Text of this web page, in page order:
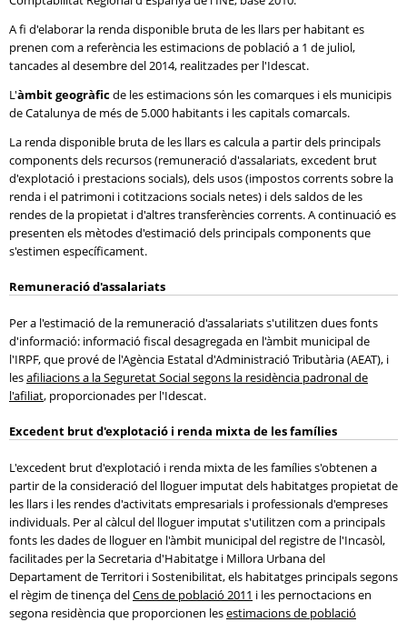
A fi d'elaborar la renda disponible bruta de les llars per habitant es
prenen com a referència les estimacions de població a 1 de juliol,
tancades al desembre del 2014, realitzades per l'Idescat.
L'àmbit geogràficde les estimacions són les comarques i els municipis
de Catalunya de més de 5.000 habitants i les capitals comarcals.
La renda disponible bruta de les llars es calcula a partir dels principals
components dels recursos (remuneració d'assalariats, excedent brut
d'explotació i prestacions socials), dels usos (impostos corrents sobre la
renda i el patrimoni i cotitzacions socials netes) i dels saldos de les
rendes de la propietat i d'altres transferències corrents. A continuació es
presenten els mètodes d'estimació dels principals components que
s'estimen específicament.
Remuneració d'assalariats
Per a l'estimació de la remuneració d'assalariats s'utilitzen dues fonts
d'informació: informació fiscal desagregada en l'àmbit municipal de
l'IRPF, que prové de l'Agència Estatal d'Administració Tributària (AEAT), i
lesafiliacions a la Seguretat Social segons la residència padronal de
l'afiliat, proporcionades per l'Idescat.
Excedent brut d'explotació i renda mixta de les famílies
L'excedent brut d'explotació i renda mixta de les famílies s'obtenen a
partir de la consideració del lloguer imputat dels habitatges propietat de
les llars i les rendes d'activitats empresarials i professionals d'empreses
individuals. Per al càlcul del lloguer imputat s'utilitzen com a principals
fonts les dades de lloguer en l'àmbit municipal del registre de l'Incasòl,
facilitades per la Secretaria d'Habitatge i Millora Urbana del
Departament de Territori i Sostenibilitat, els habitatges principals segons
el règim de tinença delCens de població 2011 i les pernoctacions en
segona residència que proporcionen lesestimacions de població